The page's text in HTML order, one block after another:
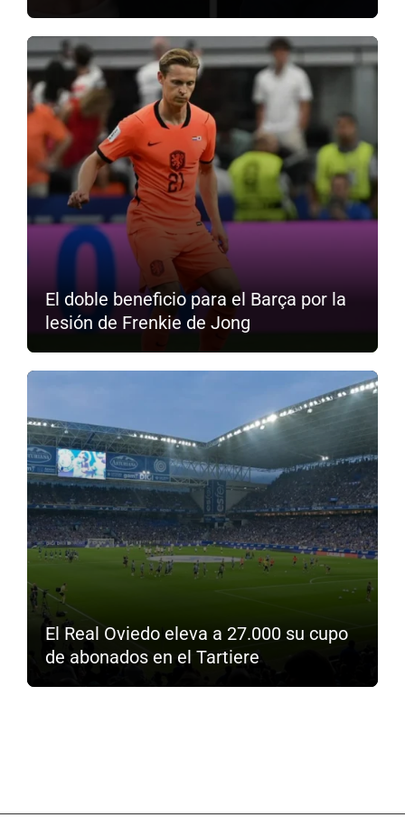
El doble beneficio para el Barça por la
lesión de Frenkie de Jong
El Real Oviedo eleva a 27.000 su cupo
de abonados en el Tartiere